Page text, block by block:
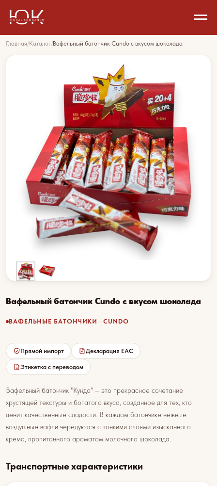
Главная/Каталог/Вафельный батончик Cundo с вкусом шоколада
Вафельный батончик Cundo с вкусом шоколада
ВАФЕЛЬНЫЕ БАТОНЧИКИ · CUNDO
Прямой импорт Декларация EAC
Этикетка с переводом
Вафельный батончик "Кундо" – это прекрасное сочетание
хрустящей текстуры и богатого вкуса, созданное для тех, кто
ценит качественные сладости. В каждом батончике нежные
воздушные вафли чередуются с тонкими слоями изысканного
крема, пропитанного ароматом молочного шоколада.
Транспортные характеристики